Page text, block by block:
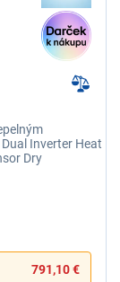
Inverter Heat
Dry
791,10 €